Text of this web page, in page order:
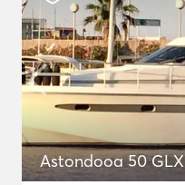
Astondooa 50 GLX